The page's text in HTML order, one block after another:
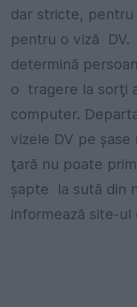
dar stricte,
pentru o viză
determină
o tragere la sorţi
computer.
vizele DV pe
ţară nu poate
şapte la sută din
informează site-ul